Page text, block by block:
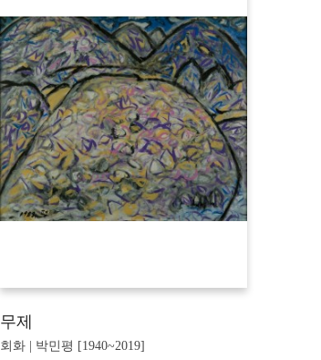
무제
회화 | 박민평 [1940~2019]